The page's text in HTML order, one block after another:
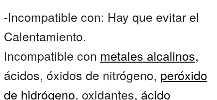
-Incompatible con: Hay que evitar el
Calentamiento.
Incompatible con metales alcalinos,
ácidos, óxidos de nitrógeno, peróxido
de hidrógeno, oxidantes, ácido